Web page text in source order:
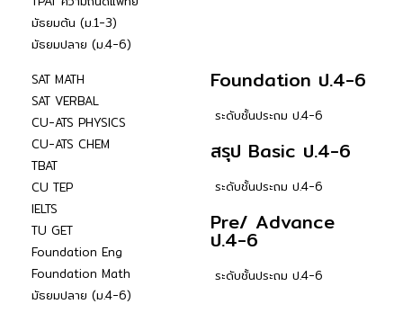
มัธยมต้น (ม.1-3)
มัธยมปลาย (ม.4-6)
SAT MATH
SAT VERBAL
CU-ATS PHYSICS
CU-ATS CHEM
TBAT
CU TEP
IELTS
TU GET
Foundation Eng
Foundation Math
มัธยมปลาย (ม.4-6)
Foundation ป.4-6
ระดับชั้นประถม ป.4-6
สรุป Basic ป.4-6
ระดับชั้นประถม ป.4-6
Pre/ Advance
ป.4-6
ระดับชั้นประถม ป.4-6